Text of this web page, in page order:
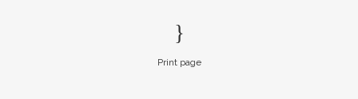
Print page